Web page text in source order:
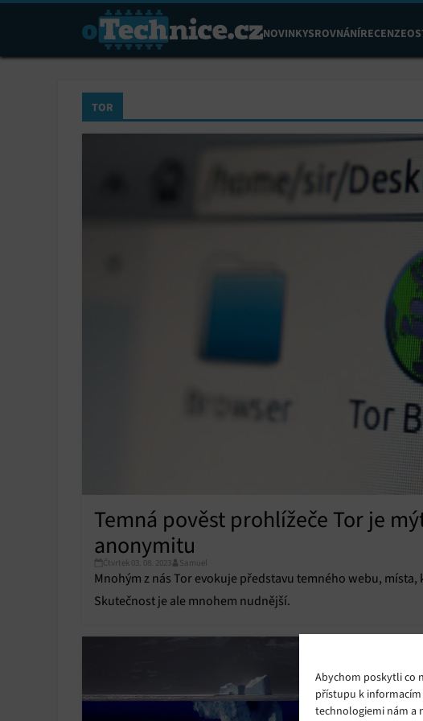
Abychom poskytli co
přístupu k
technologiemi nám a
NOVINKYSROVNÁNÍRECENZE
TOR
Temná pověst prohlížeče Tor je
anonymitu
Čtvrtek 03. 08. 2023 Samuel
Mnohým z nás Tor evokuje představu temného webu,
Skutečnost je ale mnohem nudnější.